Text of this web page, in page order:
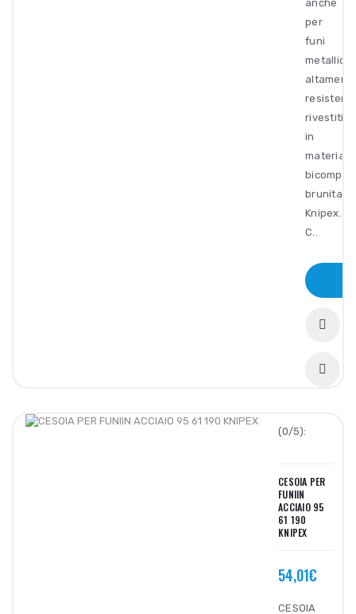
anche
per
funi
rivestiti
in
materiale
brunita
Knipex.
C..
(0/5):
CESOIA PER
FUNIIN
ACCIAIO 95
61 190
KNIPEX
54,01€
CESOIA